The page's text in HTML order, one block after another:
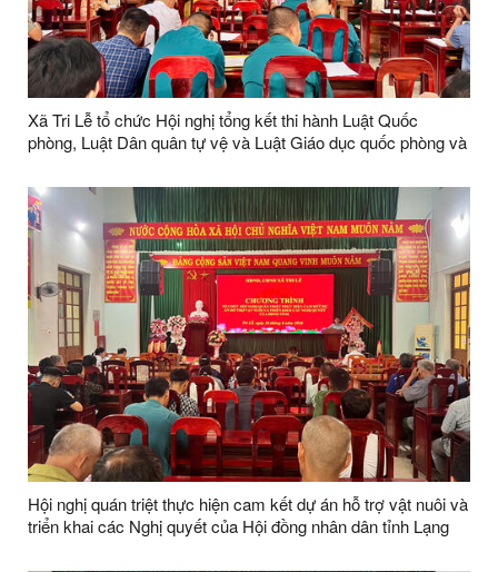
Xã Tri Lễ tổ chức Hội nghị tổng kết thi hành Luật Quốc
phòng, Luật Dân quân tự vệ và Luật Giáo dục quốc phòng và
Hội nghị quán triệt thực hiện cam kết dự án hỗ trợ vật nuôi và
triển khai các Nghị quyết của Hội đồng nhân dân tỉnh Lạng